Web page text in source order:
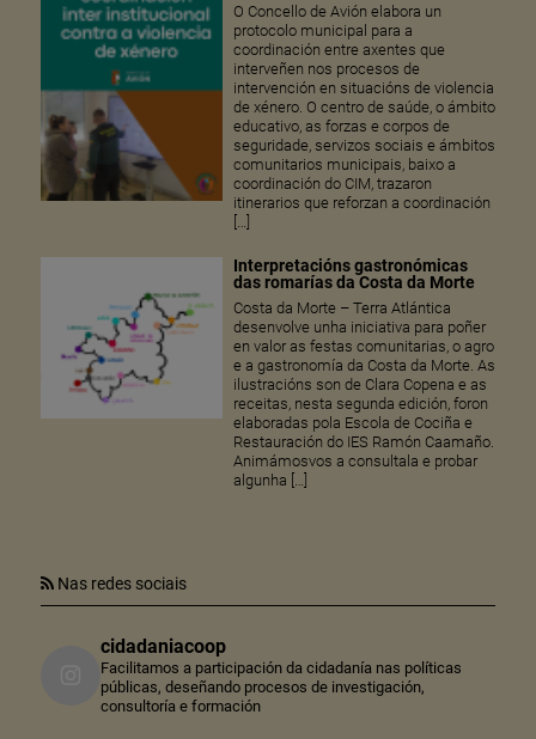
O Concello de Avión elabora un
protocolo municipal para a
coordinación entre axentes que
interveñen nos procesos de
intervención en situacións de violencia
de xénero. O centro de saúde, o ámbito
educativo, as forzas e corpos de
seguridade, servizos sociais e ámbitos
comunitarios municipais, baixo a
coordinación do CIM, trazaron
itinerarios que reforzan a coordinación
[…]
Interpretacións gastronómicas
das romarías da Costa da Morte
Costa da Morte – Terra Atlántica
desenvolve unha iniciativa para poñer
en valor as festas comunitarias, o agro
e a gastronomía da Costa da Morte. As
ilustracións son de Clara Copena e as
receitas, nesta segunda edición, foron
elaboradas pola Escola de Cociña e
Restauración do IES Ramón Caamaño.
Animámosvos a consultala e probar
algunha […]
Nas redes sociais
cidadaniacoop
Facilitamos a participación da cidadanía nas políticas
públicas, deseñando procesos de investigación,
consultoría e formación